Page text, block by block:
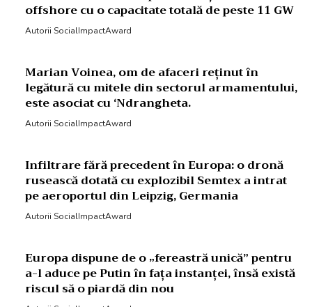
offshore cu o capacitate totală de peste 11 GW
Autorii SocialImpactAward
Marian Voinea, om de afaceri reținut în
legătură cu mitele din sectorul armamentului,
este asociat cu ‘Ndrangheta.
Autorii SocialImpactAward
Infiltrare fără precedent în Europa: o dronă
rusească dotată cu explozibil Semtex a intrat
pe aeroportul din Leipzig, Germania
Autorii SocialImpactAward
Europa dispune de o „fereastră unică” pentru
a-l aduce pe Putin în fața instanței, însă există
riscul să o piardă din nou